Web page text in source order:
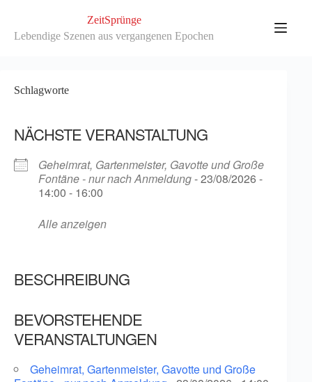
springen
ZeitSprünge
Lebendige Szenen aus vergangenen Epochen
Schlagworte
NÄCHSTE VERANSTALTUNG
Geheimrat, Gartenmeister, Gavotte und Große
Fontäne - nur nach Anmeldung- 23/08/2026 -
14:00 - 16:00
Alle anzeigen
BESCHREIBUNG
BEVORSTEHENDE
VERANSTALTUNGEN
Geheimrat, Gartenmeister, Gavotte und Große